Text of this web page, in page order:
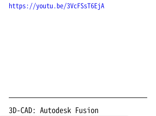
https://youtu.be/3VcFSsT6EjA
3D-CAD: Autodesk Fusion